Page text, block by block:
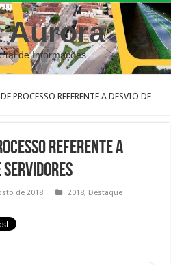
Aurora
de Informações
PROCESSO REFERENTE A DESVIO DE
REFERENTE A
de 2018 2018, Destaque